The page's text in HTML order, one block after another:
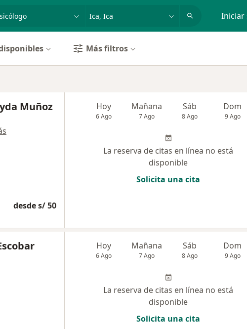
enfermedad o nombre Iniciar
Más filtros
Muñoz
desde s/ 50
Hoy
6 Ago
Mañana
7 Ago
Sáb
8 Ago
Dom
9 Ago
La reserva de citas en línea no está
disponible
Solicita una cita
Hoy
6 Ago
Mañana
7 Ago
Sáb
8 Ago
Dom
9 Ago
La reserva de citas en línea no está
disponible
Solicita una cita